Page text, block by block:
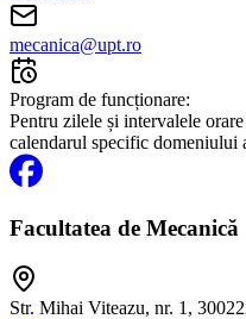
mecanica@upt.ro
Program de funcționare:
Pentru zilele și intervalele
calendarul specific domeniului
Facultatea de Mecanică
Str. Mihai Viteazu, nr. 1,